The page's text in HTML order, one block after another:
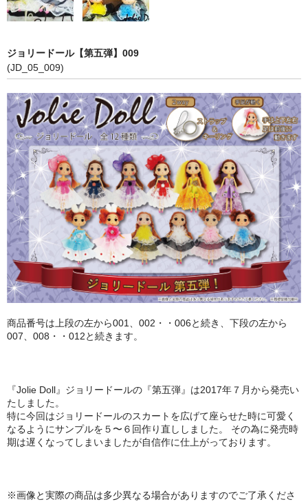
RED
BLUE
YELLOW
PURPLE
GREEN
ORANGE
SALMON PINK
ABOUT
CONTACT
ジョリードール【第五弾】009
(JD_05_009)
商品番号は上段の左から001、002・・006と続き、下段の左から
007、008・・012と続きます。
『Jolie Doll』ジョリードールの『第五弾』は2017年７月から発売い
たしました。
特に今回はジョリードールのスカートを広げて座らせた時に可愛く
なるようにサンプルを５〜６回作り直ししました。 その為に発売時
期は遅くなってしまいましたが自信作に仕上がっております。
※画像と実際の商品は多少異なる場合がありますのでご了承くださ